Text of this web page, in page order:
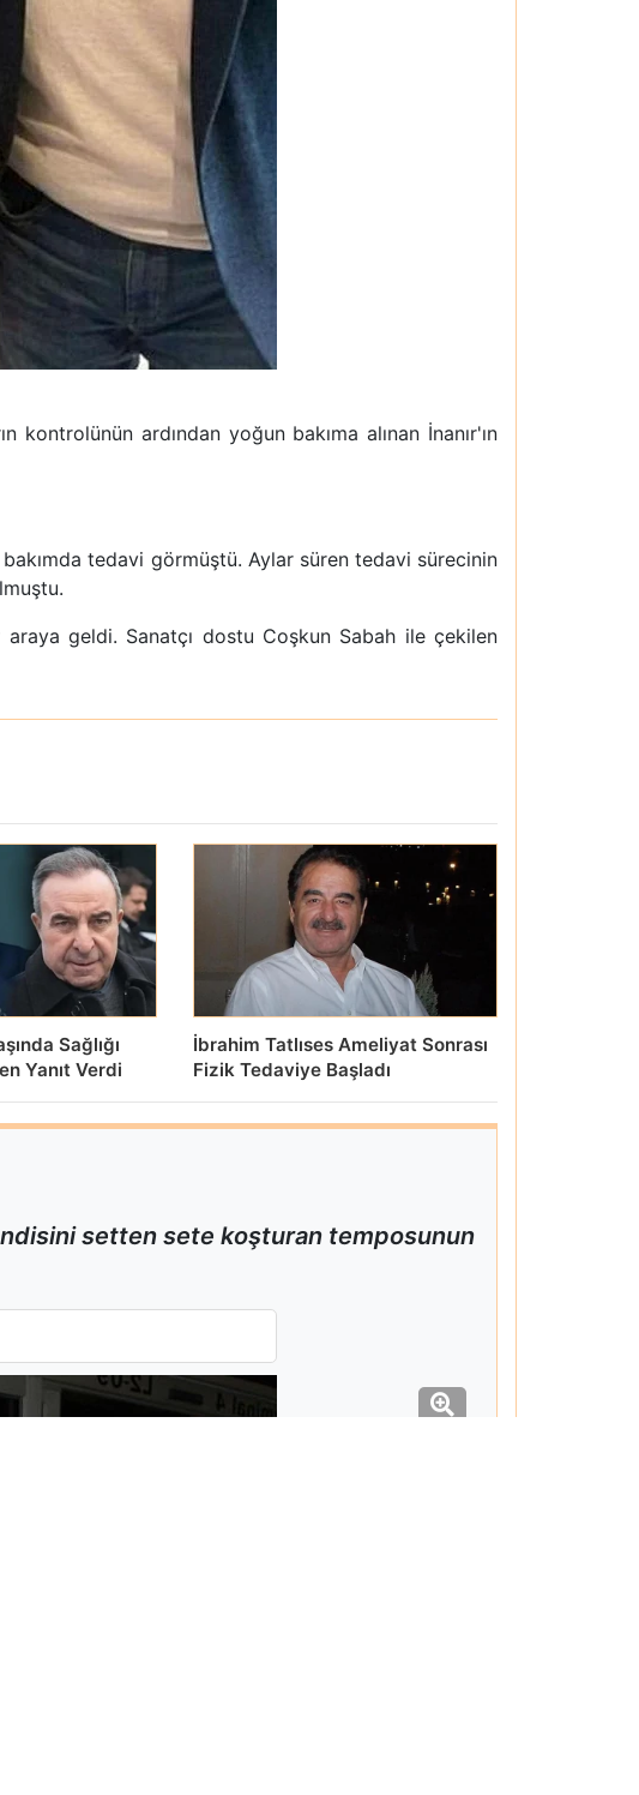
ardından yoğun bakıma alınan İnanır'ın
bakımda tedavi görmüştü. Aylar süren tedavi sürecinin
araya geldi. Sanatçı dostu Coşkun Sabah ile çekilen
Sağlığı
Yanıt Verdi
İbrahim Tatlıses Ameliyat Sonrası
Fizik Tedaviye Başladı
setten sete koşturan temposunun